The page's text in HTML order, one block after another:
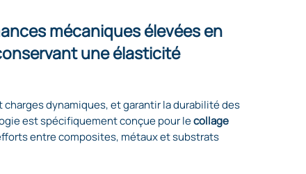
mécaniques élevées en
une élasticité
dynamiques, et garantir la durabilité des
est spécifiquement conçue pour lecollage
entre composites, métaux et substrats